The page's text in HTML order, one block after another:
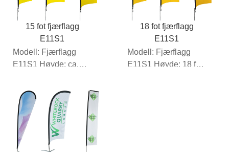
15 fot fjærflagg
E11S1
Modell: Fjærflagg
E11S1 Høyde: ca.
Rammemateriale: 1
stk. fleksibel...
18 fot fjærflagg
E11S1
Modell: Fjærflagg
E11S1 Høyde: 18 fot